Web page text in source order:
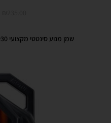
שמן מנוע סינטטי מקצועי Motul 8100 X-Clean EFE 5w30